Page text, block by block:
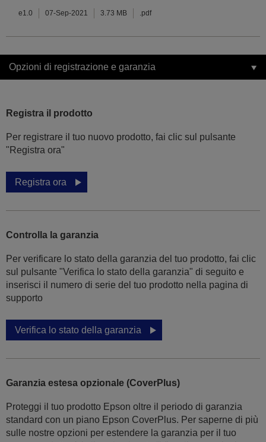
e1.0 07-Sep-2021 3.73 MB .pdf
Opzioni di registrazione e garanzia
Registra il prodotto
Per registrare il tuo nuovo prodotto, fai clic sul pulsante
"Registra ora"
Registra ora
Controlla la garanzia
Per verificare lo stato della garanzia del tuo prodotto, fai clic
sul pulsante "Verifica lo stato della garanzia" di seguito e
inserisci il numero di serie del tuo prodotto nella pagina di
supporto
Verifica lo stato della garanzia
Garanzia estesa opzionale (CoverPlus)
Proteggi il tuo prodotto Epson oltre il periodo di garanzia
standard con un piano Epson CoverPlus. Per saperne di più
sulle nostre opzioni per estendere la garanzia per il tuo